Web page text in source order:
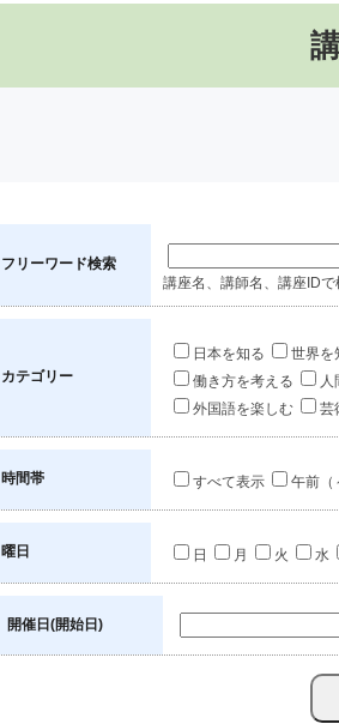
フリーワード検索
講座名、講師名、講座IDで
カテゴリー
日本を知る
世界を
働き方を考える
人
外国語を楽しむ
芸
時間帯 すべて表示 午前（
曜日 日 月 火 水
開催日(開始日)